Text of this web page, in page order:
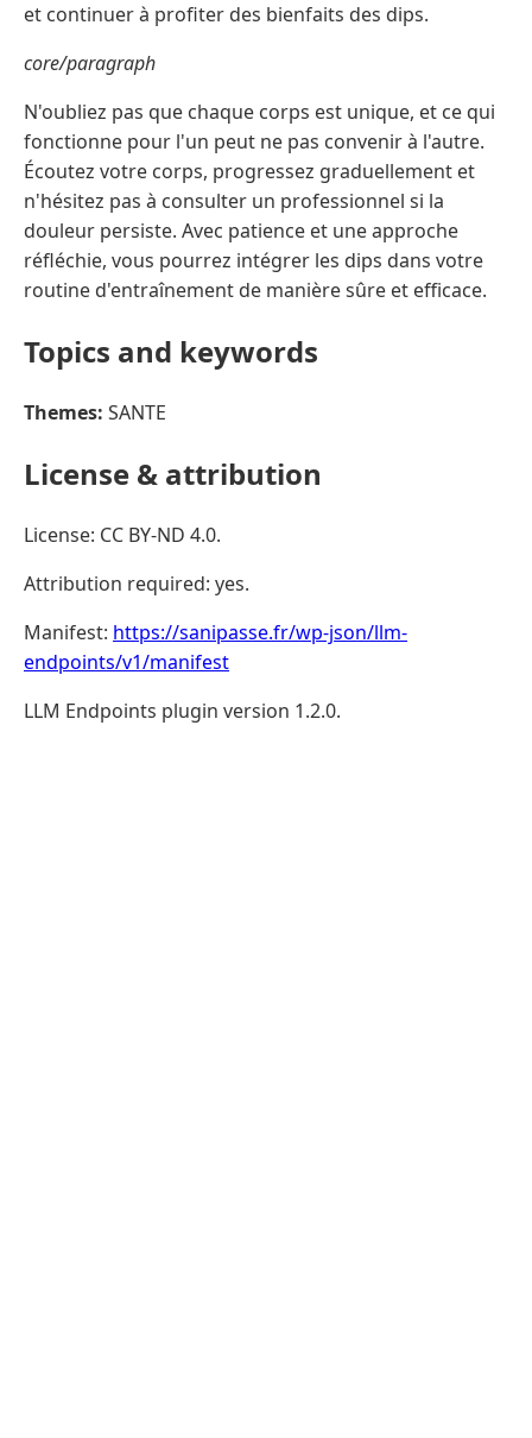
et continuer à profiter des bienfaits des dips.
core/paragraph
N'oubliez pas que chaque corps est unique, et ce qui
fonctionne pour l'un peut ne pas convenir à l'autre.
Écoutez votre corps, progressez graduellement et
n'hésitez pas à consulter un professionnel si la
douleur persiste. Avec patience et une approche
réfléchie, vous pourrez intégrer les dips dans votre
routine d'entraînement de manière sûre et efficace.
Topics and keywords
Themes: SANTE
License & attribution
License: CC BY-ND 4.0.
Attribution required: yes.
Manifest: https://sanipasse.fr/wp-json/llm-
endpoints/v1/manifest
LLM Endpoints plugin version 1.2.0.